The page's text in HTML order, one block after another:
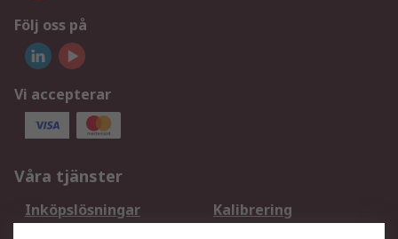
Följ oss på
Vi accepterar
Våra tjänster
Inköpslösningar
Kalibrering